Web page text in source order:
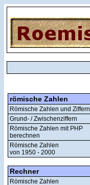
römische Zahlen
Römische Zahlen und Ziffern
Grund- / Zwischenziffern
Römische Zahlen mit PHP
berechnen
Römische Zahlen
von 1950 - 2000
Rechner
Römische Zahlen